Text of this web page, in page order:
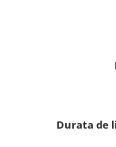
Durata de